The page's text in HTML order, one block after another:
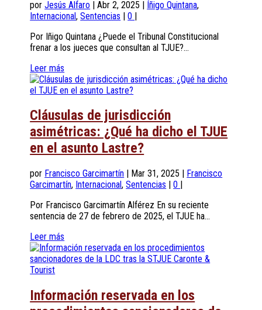
porJesús Alfaro |Abr 2, 2025 | Íñigo Quintana,
Internacional,Sentencias |0 |
Por Iñigo Quintana ¿Puede el Tribunal Constitucional
frenar a los jueces que consultan al TJUE?...
Leer más
Cláusulas de jurisdicción
asimétricas: ¿Qué ha dicho el TJUE
en el asunto Lastre?
por Francisco Garcimartín Mar 31, 2025
Francisco
Garcimartín, Internacional,Sentencias |0
Por Francisco Garcimartín Alférez En su reciente
sentencia de 27 de febrero de 2025, el TJUE ha...
Leer más
Información reservada en los